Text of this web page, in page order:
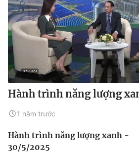
Hành trình năng lượng
1 năm trước
Hành trình năng lượng xanh -
30/5/2025